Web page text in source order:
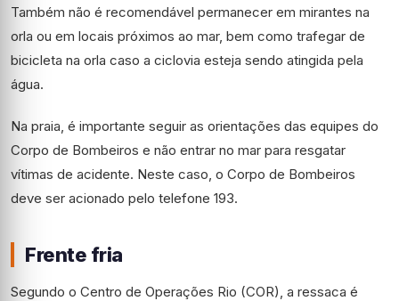
Também não é recomendável permanecer em mirantes na
orla ou em locais próximos ao mar, bem como trafegar de
bicicleta na orla caso a ciclovia esteja sendo atingida pela
água.
Na praia, é importante seguir as orientações das equipes do
Corpo de Bombeiros e não entrar no mar para resgatar
vítimas de acidente. Neste caso, o Corpo de Bombeiros
deve ser acionado pelo telefone 193.
Frente fria
Segundo o Centro de Operações Rio (COR), a ressaca é